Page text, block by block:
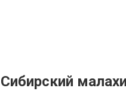
Сибирский